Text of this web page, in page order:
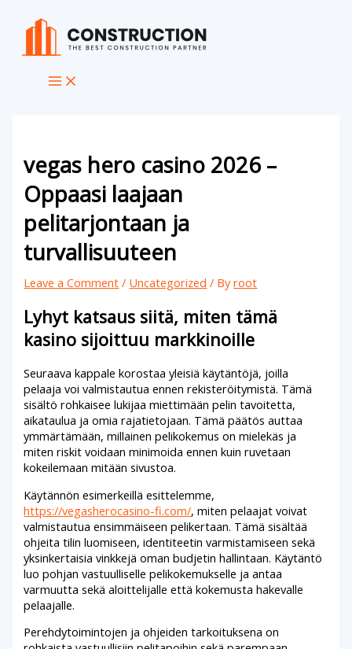
vegas hero casino 2026 –
Oppaasi laajaan
pelitarjontaan ja
turvallisuuteen
Leave a Comment / Uncategorized / Byroot
Lyhyt katsaus siitä, miten tämä
kasino sijoittuu markkinoille
Seuraava kappale korostaa yleisiä käytäntöjä, joilla
pelaaja voi valmistautua ennen rekisteröitymistä. Tämä
sisältö rohkaisee lukijaa miettimään pelin tavoitetta,
aikataulua ja omia rajatietojaan. Tämä päätös auttaa
ymmärtämään, millainen pelikokemus on mielekäs ja
miten riskit voidaan minimoida ennen kuin ruvetaan
kokeilemaan mitään sivustoa.
Käytännön esimerkeillä esittelemme,
https://vegasherocasino-fi.com/, miten pelaajat voivat
valmistautua ensimmäiseen pelikertaan. Tämä sisältää
ohjeita tilin luomiseen, identiteetin varmistamiseen sekä
yksinkertaisia vinkkejä oman budjetin hallintaan. Käytäntö
luo pohjan vastuulliselle pelikokemukselle ja antaa
varmuutta sekä aloittelijalle että kokemusta hakevalle
pelaajalle.
Perehdytoimintojen ja ohjeiden tarkoituksena on
here..